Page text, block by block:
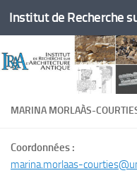
Skip to content
MARINA MORLAÀS-
Coordonnées :
marina.morlaas-